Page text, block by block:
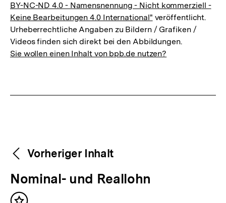
BY-NC-ND 4.0 - Namensnennung - Nicht kommerziell -
Keine Bearbeitungen 4.0 International" veröffentlicht.
Urheberrechtliche Angaben zu Bildern / Grafiken /
Videos finden sich direkt bei den Abbildungen.
Sie wollen einen Inhalt von bpb.de nutzen?
Weitere
Inhalte
Content-
Navigation
Vorheriger Inhalt
V
o
Nominal- und Reallohn